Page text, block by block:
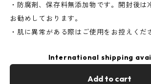
・防腐剤、保存料無添加物です。開封後は
お勧めしております。
・肌に異常がある際はご使用をお控えくだ
International shipping
Add to cart